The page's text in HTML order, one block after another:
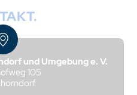
und Umgebung e. V.
105